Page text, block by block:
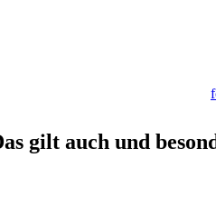
gilt auch und